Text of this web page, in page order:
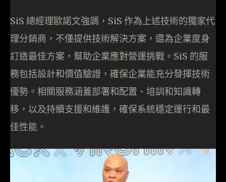
SiS 總經理歐諾文強調，SiS 作為上述技術的獨家代
理分銷商，不僅提供技術解決方案，還為企業度身
訂造最佳方案，幫助企業應對營運挑戰。SiS 的服
務包括設計和價值驗證，確保企業能充分發揮技術
優勢。相關服務涵蓋部署和配置、培訓和知識轉
移，以及持續支援和維護，確保系統穩定運行和最
佳性能。